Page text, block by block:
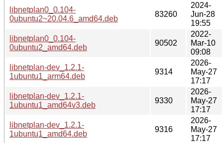
libnetplan0_0.104-
0ubuntu2~20.04.6_amd64.deb
83260
2024-
Jun-28
19:55
libnetplan0_0.104-
0ubuntu2_amd64.deb
90502
2022-
Mar-10
09:08
libnetplan-dev_1.2.1-
1ubuntu1_arm64.deb
9314
2026-
May-27
17:17
libnetplan-dev_1.2.1-
1ubuntu1_amd64v3.deb
9330
2026-
May-27
17:17
libnetplan-dev_1.2.1-
1ubuntu1_amd64.deb
9316
2026-
May-27
17:17